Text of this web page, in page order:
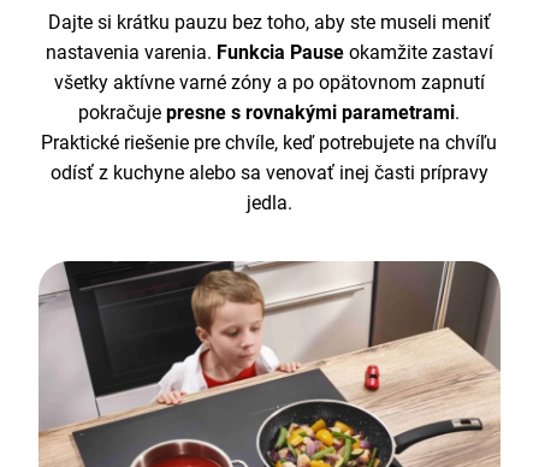
Dajte si krátku pauzu bez toho, aby ste museli meniť
nastavenia varenia. Funkcia Pause okamžite zastaví
všetky aktívne varné zóny a po opätovnom zapnutí
pokračujepresne s rovnakými parametrami.
Praktické riešenie pre chvíle, keď potrebujete na chvíľu
odísť z kuchyne alebo sa venovať inej časti prípravy
jedla.